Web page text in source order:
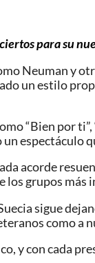
para su
Neuman y
un estilo
“Bien por
espectáculo
acorde
grupos más
sigue
como a
y con cada